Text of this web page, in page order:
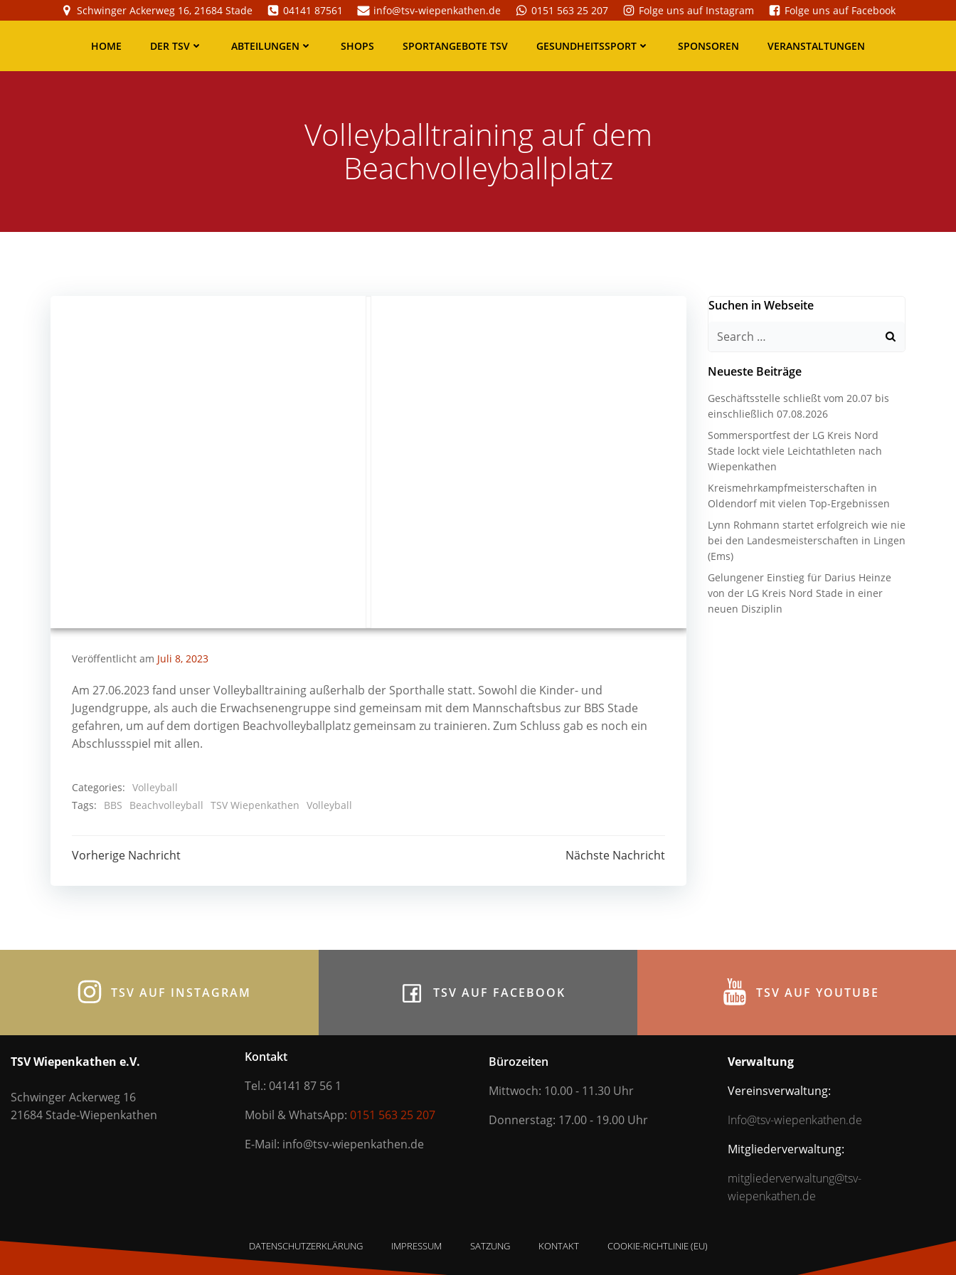
Inhalt
Schwinger Ackerweg 16, 21684 Stade 04141 87561 info@tsv-wiepenkathen.de 0151 563 25 207 Folge uns auf Instagram Folge uns auf Facebook
HOME DER TSV ABTEILUNGEN SHOPS SPORTANGEBOTE TSV GESUNDHEITSSPORT SPONSOREN VERANSTALTUNGEN
Volleyballtraining auf dem
Beachvolleyballplatz
Veröffentlicht am Juli 8, 2023
Am 27.06.2023 fand unser Volleyballtraining außerhalb der Sporthalle statt. Sowohl die Kinder- und
Jugendgruppe, als auch die Erwachsenengruppe sind gemeinsam mit dem Mannschaftsbus zur BBS Stade
gefahren, um auf dem dortigen Beachvolleyballplatz gemeinsam zu trainieren. Zum Schluss gab es noch ein
Abschlussspiel mit allen.
Categories: Volleyball
Tags:
BBS Beachvolleyball TSV Wiepenkathen Volleyball
Post
navigation
Vorherige Nachricht
navigation
Nächste Nachricht
Suchen in Webseite
Search
Neueste Beiträge
Geschäftsstelle schließt vom 20.07 bis
einschließlich 07.08.2026
Sommersportfest der LG Kreis Nord
Stade lockt viele Leichtathleten nach
Wiepenkathen
Kreismehrkampfmeisterschaften in
Oldendorf mit vielen Top-Ergebnissen
Lynn Rohmann startet erfolgreich wie nie
bei den Landesmeisterschaften in Lingen
(Ems)
Gelungener Einstieg für Darius Heinze
von der LG Kreis Nord Stade in einer
neuen Disziplin
TSV AUF INSTAGRAM TSV AUF FACEBOOK TSV AUF YOUTUBE
TSV Wiepenkathen e.V.
Schwinger Ackerweg 16
21684 Stade-Wiepenkathen
Kontakt
Tel.: 04141 87 56 1
Mobil & WhatsApp: 0151 563 25 207
E-Mail: info@tsv-wiepenkathen.de
Bürozeiten
Mittwoch: 10.00 - 11.30 Uhr
Donnerstag: 17.00 - 19.00 Uhr
Verwaltung
Vereinsverwaltung:
Info@tsv-wiepenkathen.de
Mitgliederverwaltung:
mitgliederverwaltung@tsv-
wiepenkathen.de
DATENSCHUTZERKLÄRUNG IMPRESSUM SATZUNG KONTAKT COOKIE-RICHTLINIE (EU)